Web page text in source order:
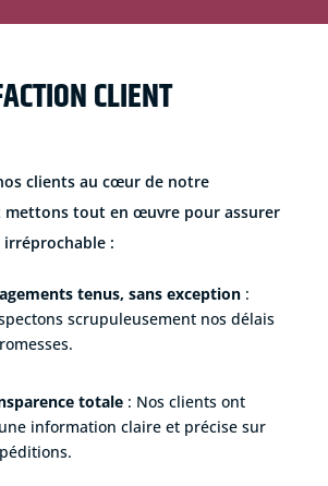
CLIENT
clients au cœur de notre
mettons tout en œuvre pour assurer
:
tenus, sans exception:
scrupuleusement nos délais
totale: Nos clients ont
information claire et précise sur